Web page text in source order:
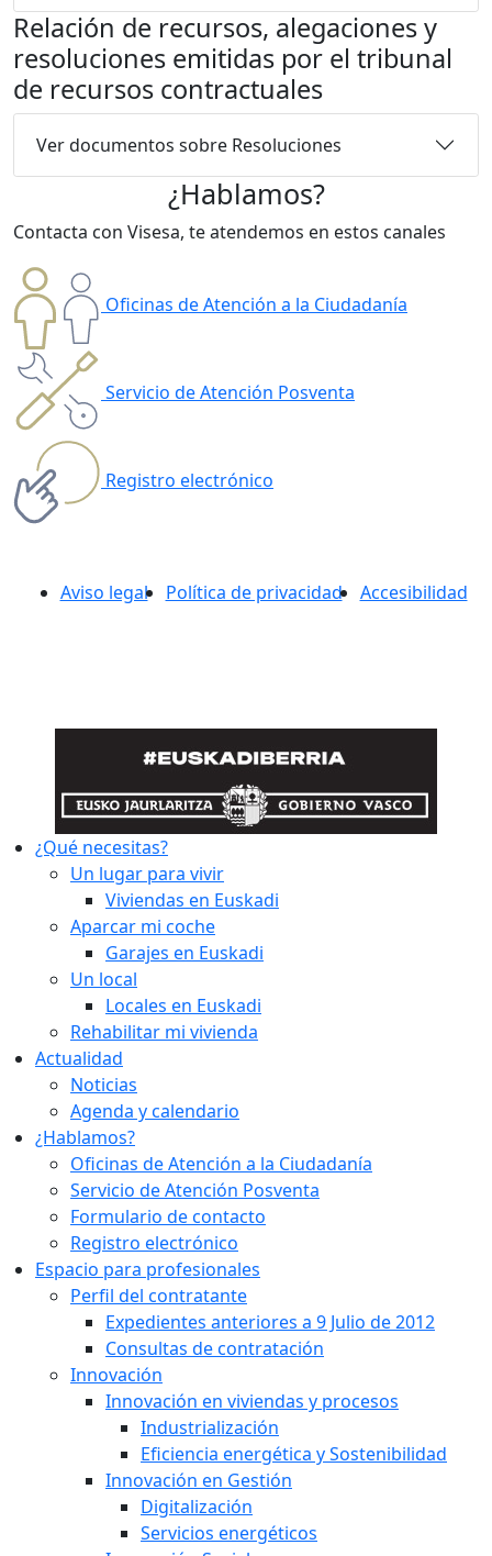
Relación de recursos, alegaciones y
resoluciones emitidas por el tribunal
de recursos contractuales
Ver documentos sobre Resoluciones
¿Hablamos?
Contacta con Visesa, te atendemos en estos canales
Oficinas de Atención a la Ciudadanía
Servicio de Atención Posventa
Registro electrónico
Aviso legal Política de privacidad Accesibilidad
¿Qué necesitas?
Un lugar para vivir
Viviendas en Euskadi
Aparcar mi coche
Garajes en Euskadi
Un local
Locales en Euskadi
Rehabilitar mi vivienda
Actualidad
Noticias
Agenda y calendario
¿Hablamos?
Oficinas de Atención a la Ciudadanía
Servicio de Atención Posventa
Formulario de contacto
Registro electrónico
Espacio para profesionales
Perfil del contratante
Expedientes anteriores a 9 Julio de 2012
Consultas de contratación
Innovación
Innovación en viviendas y procesos
Industrialización
Eficiencia energética y Sostenibilidad
Innovación en Gestión
Digitalización
Servicios energéticos